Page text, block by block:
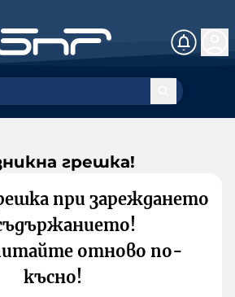
грешка!
при зареждането
отново по-
късно!